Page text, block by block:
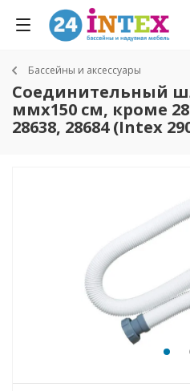
Бассейны и аксессуары
Соединительный
ммх150 см, кроме
28638, 28684 (Intex